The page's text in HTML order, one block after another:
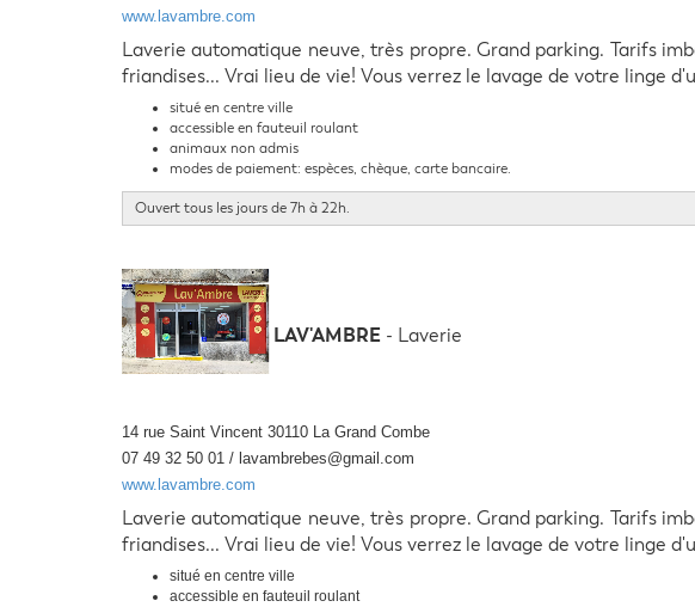
www.lavambre.com
Laverie automatique neuve, très propre. Grand parking. Tarifs
friandises... Vrai lieu de vie! Vous verrez le lavage de votre linge
situé en centre ville
accessible en fauteuil roulant
animaux non admis
modes de paiement: espèces, chèque, carte bancaire.
Ouvert tous les jours de 7h à 22h.
LAV'AMBRE - Laverie
14 rue Saint Vincent 30110 La Grand Combe
07 49 32 50 01 / lavambrebes@gmail.com
www.lavambre.com
Laverie automatique neuve, très propre. Grand parking. Tarifs
friandises... Vrai lieu de vie! Vous verrez le lavage de votre linge
situé en centre ville
accessible en fauteuil roulant